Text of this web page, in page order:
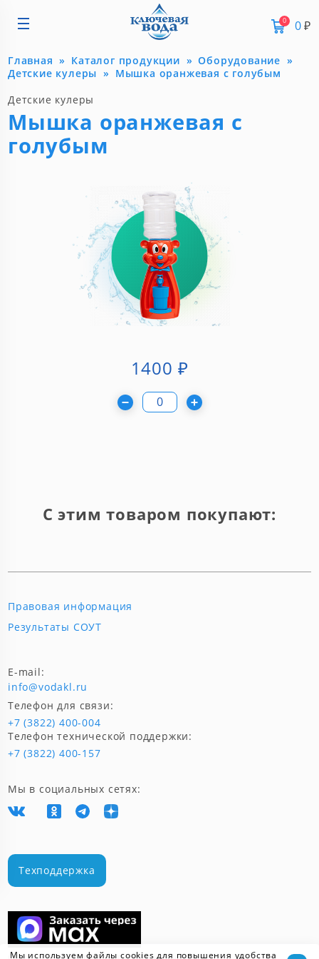
0 0₽
Мы используем файлы cookies для повышения удобства
Главная Каталог продукции
Оборудование
Детские кулеры
Мышка оранжевая с голубым
Детские кулеры
Мышка оранжевая с
голубым
1400 ₽
С этим товаром покупают:
Правовая информация
Результаты СОУТ
Телефон для связи:
+7 (3822) 400-004
Телефон технической поддержки:
+7 (3822) 400-157
E-mail:
info@vodakl.ru
Мы в социальных сетях:
Техподдержка